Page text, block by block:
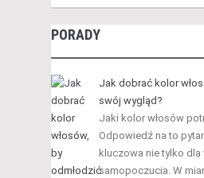
PORADY
Jak dobrać kolor
swój wygląd?
Jaki kolor włosów
Odpowiedź na to
kluczowa nie tylko dla
samopoczucia. W